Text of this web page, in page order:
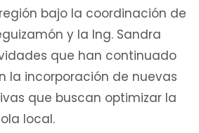
bajo la coordinación de
y la Ing. Sandra
que han continuado
la incorporación de nuevas
que buscan optimizar la
local.